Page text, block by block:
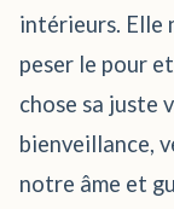
intérieurs. Elle
peser le pour
chose sa juste
bienveillance,
notre âme et